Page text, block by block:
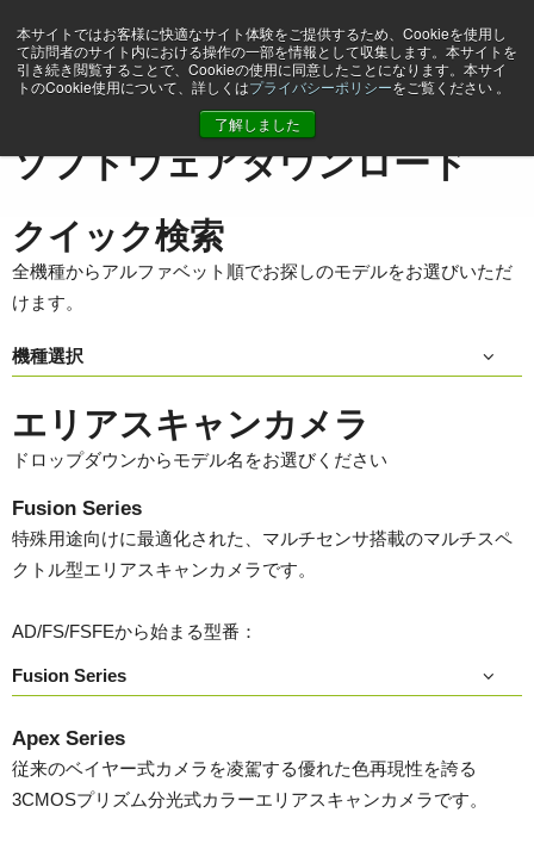
本サイトではお客様に快適なサイト体験をご提供するため、Cookieを使用し
て訪問者のサイト内における操作の一部を情報として収集します。本サイトを
引き続き閲覧することで、Cookieの使用に同意したことになります。本サイ
トのCookie使用について、詳しくはプライバシーポリシーをご覧ください 。
了解しました
ソフトウェアダウンロード
ソフトウェアダウンロード
クイック検索
全機種からアルファベット順でお探しのモデルをお選びいただ
けます。
機種選択
エリアスキャンカメラ
ドロップダウンからモデル名をお選びください
Fusion Series
特殊用途向けに最適化された、マルチセンサ搭載のマルチスペ
クトル型エリアスキャンカメラです。
AD/FS/FSFEから始まる型番：
Fusion Series
Apex Series
従来のベイヤー式カメラを凌駕する優れた色再現性を誇る
3CMOSプリズム分光式カラーエリアスキャンカメラです。